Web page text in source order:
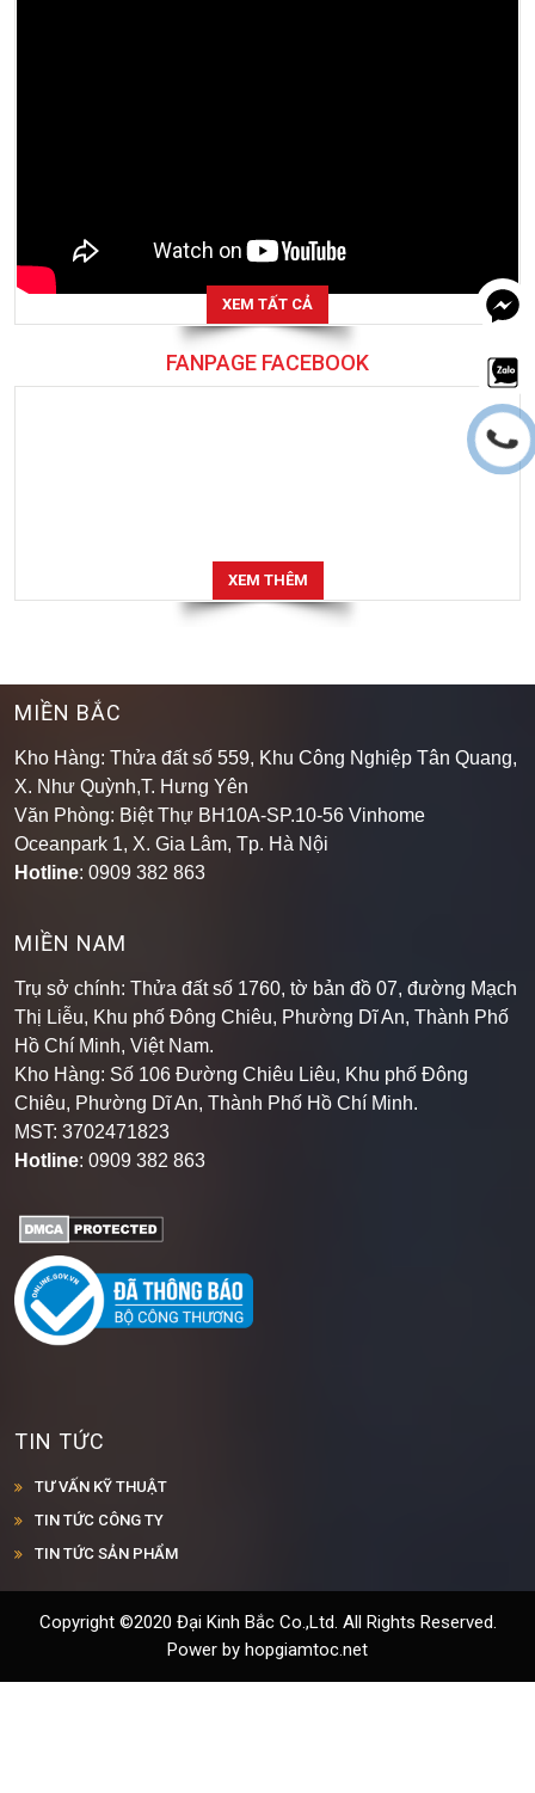
FANPAGE FACEBOOK
MIỀN BẮC
X. Như Quỳnh,T. Hưng Yên
Văn Phòng: Biệt Thự BH10A-SP.10-56 Vinhome
Oceanpark 1, X. Gia Lâm, Tp. Hà Nội
Hotline: 0909 382 863
Thị Liễu, Khu phố Đông Chiêu, Phường Dĩ An, Thành Phố
Hồ Chí Minh, Việt Nam.
Kho Hàng: Số 106 Đường Chiêu Liêu, Khu phố Đông
Chiêu, Phường Dĩ An, Thành Phố Hồ Chí Minh.
MST: 3702471823
Hotline: 0909 382 863
TƯ VẤN KỸ THUẬT
TIN TỨC CÔNG TY
TIN TỨC SẢN PHẨM
Copyright ©2020 Đại Kinh Bắc Co.,Ltd. All Rights Reserved.
Power by hopgiamtoc.net